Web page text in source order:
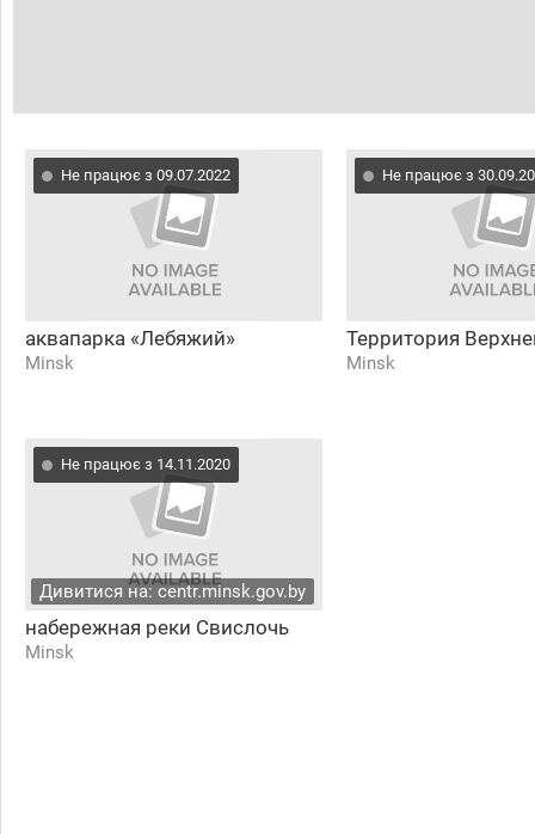
Не працює з 09.07.2022
аквапарка «Лебяжий»
Minsk
Не працює з
Территория
Minsk
Не працює з 14.11.2020
Дивитися на: centr.minsk.gov.by
набережная реки Свислочь
Minsk